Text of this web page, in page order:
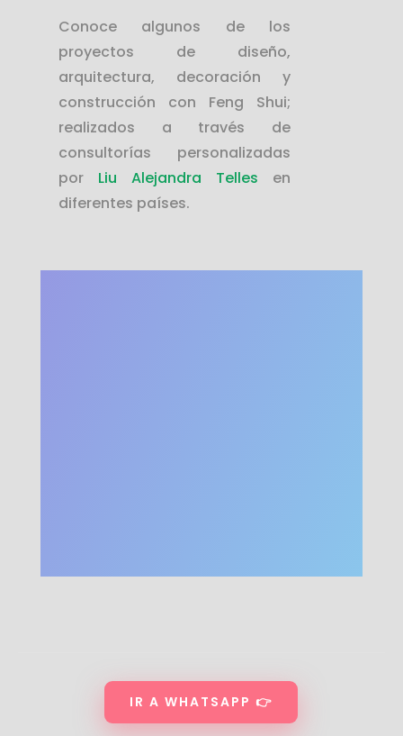
Conoce algunos de los
proyectos de diseño,
arquitectura, decoración y
construcción con Feng Shui;
realizados a través de
consultorías personalizadas
por Liu Alejandra Telles en
diferentes países.
IR A WHATSAPP 👉